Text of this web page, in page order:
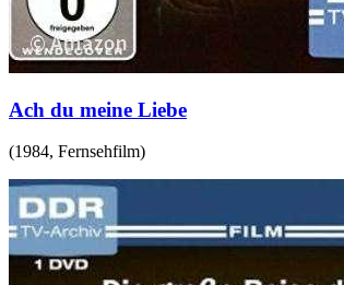
Ach du meine Liebe
(1984, Fernsehfilm)